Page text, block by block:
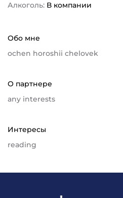
Алкоголь: В компании
Обо мне
ochen horoshii chelovek
О партнере
any interests
Интересы
reading